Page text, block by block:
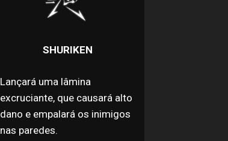
SHURIKEN
Lançará uma lâmina
excruciante, que causará alto
dano e empalará os inimigos
nas paredes.